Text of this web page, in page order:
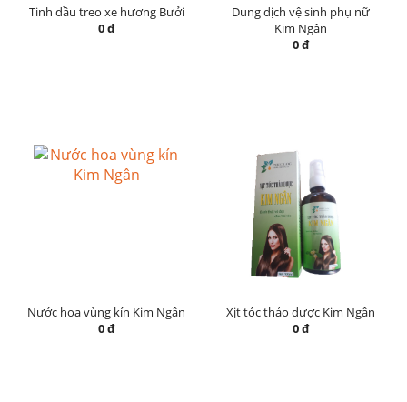
Tinh dầu treo xe hương Bưởi
0 đ
Dung dịch vệ sinh phụ nữ
Kim Ngân
0 đ
Nước hoa vùng kín Kim Ngân
0 đ
Xịt tóc thảo dược Kim Ngân
0 đ